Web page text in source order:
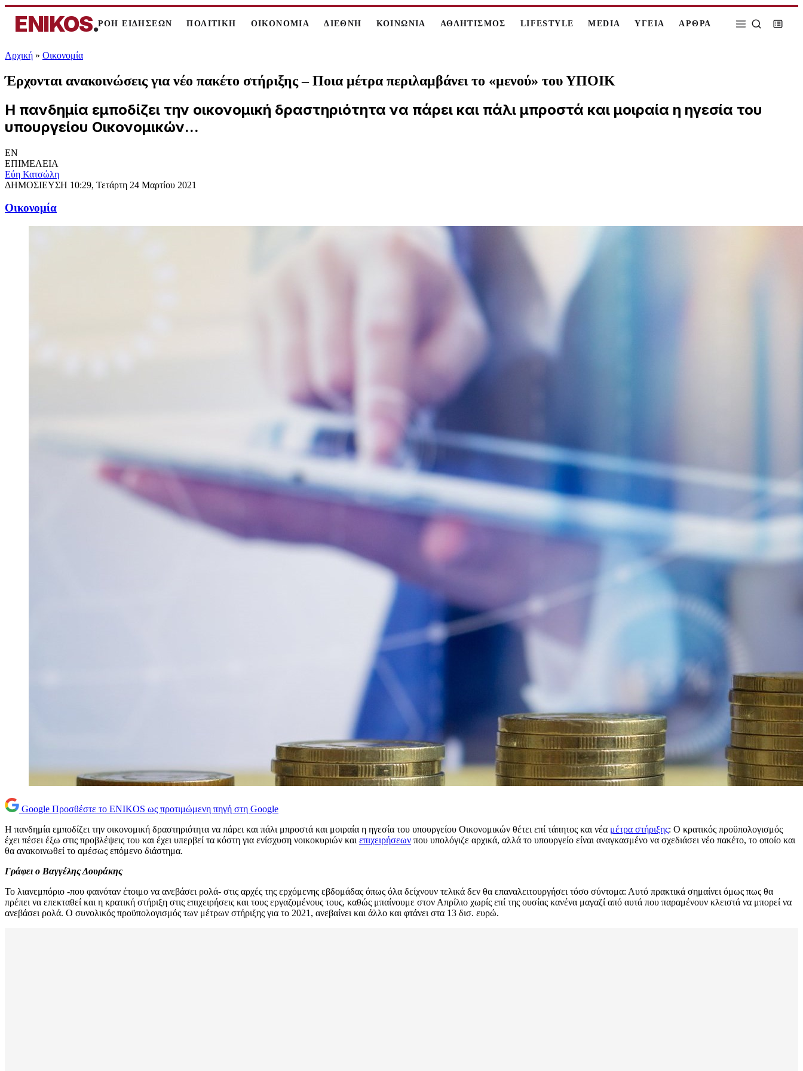
ENIKOS.ΡΟΗ ΕΙΔΗΣΕΩΝ ΠΟΛΙΤΙΚΗ ΟΙΚΟΝΟΜΙΑ ΔΙΕΘΝΗ ΚΟΙΝΩΝΙΑ ΑΘΛΗΤΙΣΜΟΣ LIFESTYLE MEDIA ΥΓΕΙΑ ΑΡΘΡΑ
Αρχική » Oικονομία
Έρχονται ανακοινώσεις για νέο πακέτο στήριξης – Ποια μέτρα περιλαμβάνει το «μενού» του ΥΠΟΙΚ
Η πανδημία εμποδίζει την οικονομική δραστηριότητα να πάρει και πάλι μπροστά και μοιραία η ηγεσία του
υπουργείου Οικονομικών...
EN
ΕΠΙΜΕΛΕΙΑ
Εύη Κατσώλη
ΔΗΜΟΣΙΕΥΣΗ 10:29, Τετάρτη 24 Μαρτίου 2021
Oικονομία
Google Προσθέστε το ENIKOS ως προτιμώμενη πηγή στη Google
Η πανδημία εμποδίζει την οικονομική δραστηριότητα να πάρει και πάλι μπροστά και μοιραία η ηγεσία του υπουργείου Οικονομικών θέτει επί τάπητος και νέα μέτρα στήριξης: Ο κρατικός προϋπολογισμός
έχει πέσει έξω στις προβλέψεις του και έχει υπερβεί τα κόστη για ενίσχυση νοικοκυριών και επιχειρήσεων που υπολόγιζε αρχικά, αλλά το υπουργείο είναι αναγκασμένο να σχεδιάσει νέο πακέτο, το οποίο και
θα ανακοινωθεί το αμέσως επόμενο διάστημα.
Γράφει ο Βαγγέλης Δουράκης
Το λιανεμπόριο -που φαινόταν έτοιμο να ανεβάσει ρολά- στις αρχές της ερχόμενης εβδομάδας όπως όλα δείχνουν τελικά δεν θα επαναλειτουργήσει τόσο σύντομα: Αυτό πρακτικά σημαίνει όμως πως θα
πρέπει να επεκταθεί και η κρατική στήριξη στις επιχειρήσεις και τους εργαζομένους τους, καθώς μπαίνουμε στον Απρίλιο χωρίς επί της ουσίας κανένα μαγαζί από αυτά που παραμένουν κλειστά να μπορεί να
ανεβάσει ρολά. Ο συνολικός προϋπολογισμός των μέτρων στήριξης για το 2021, ανεβαίνει και άλλο και φτάνει στα 13 δισ. ευρώ.